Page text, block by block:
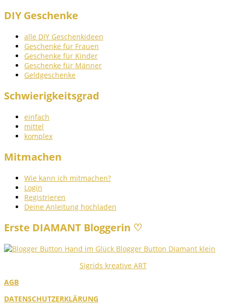
DIY Geschenke
alle DIY Geschenkideen
Geschenke für Frauen
Geschenke für Kinder
Geschenke für Männer
Geldgeschenke
Schwierigkeitsgrad
einfach
mittel
komplex
Mitmachen
Wie kann ich mitmachen?
Login
Registrieren
Deine Anleitung hochladen
Erste DIAMANT Bloggerin ♡
Sigrids kreative ART
AGB
DATENSCHUTZERKLÄRUNG